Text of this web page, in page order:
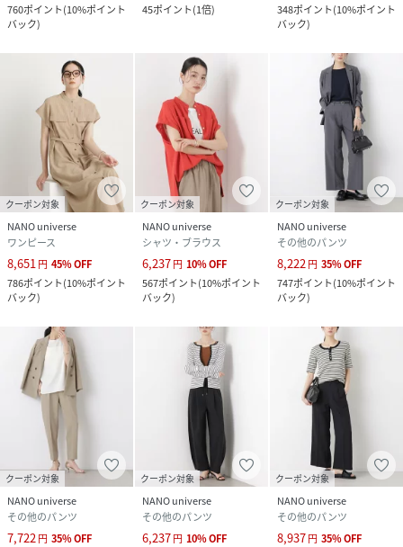
760ポイント(10%ポイント
バック)
45ポイント(1倍)
348ポイント(10%ポイント
バック)
クーポン対象
NANO universe
ワンピース
8,651円 45%OFF
786ポイント(10%ポイント
バック)
クーポン対象
NANO universe
シャツ・ブラウス
6,237円 10%OFF
567ポイント(10%ポイント
バック)
クーポン対象
NANO universe
その他のパンツ
8,222円 35%OFF
747ポイント(10%ポイント
バック)
クーポン対象
NANO universe
その他のパンツ
7,722円 35%OFF
クーポン対象
NANO universe
その他のパンツ
6,237円 10%OFF
クーポン対象
NANO universe
その他のパンツ
8,937円 35%OFF